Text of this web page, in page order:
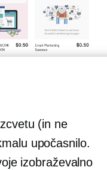
(in ne
upočasnilo.
izobraževalno